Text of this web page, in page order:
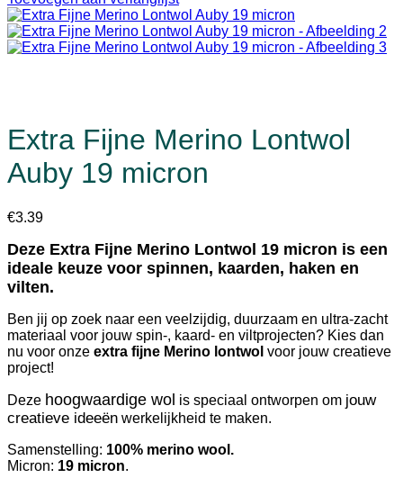
Extra Fijne Merino Lontwol
Auby 19 micron
€3.39
Deze Extra Fijne Merino Lontwol 19 micron is een
ideale keuze voor spinnen, kaarden, haken en
vilten.
Ben jij op zoek naar een veelzijdig, duurzaam en ultra-zacht
materiaal voor jouw spin-, kaard- en viltprojecten? Kies dan
nu voor onze extra fijne Merino lontwol voor jouw creatieve
project!
Deze hoogwaardige wol is speciaal ontworpen om jouw
creatieve ideeën werkelijkheid te maken.
Samenstelling: 100% merino wool.
Micron: 19 micron.